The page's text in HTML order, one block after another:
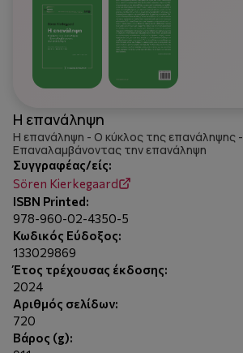
Η επανάληψη
Η επανάληψη - Ο κύκλος της επανάληψης -
Επαναλαμβάνοντας την επανάληψη
Συγγραφέας/είς:
Sören Kierkegaard
ISBN Printed:
978-960-02-4350-5
Κωδικός Εύδοξος:
133029869
Έτος τρέχουσας έκδοσης:
2024
Αριθμός σελίδων:
720
Βάρος (g):